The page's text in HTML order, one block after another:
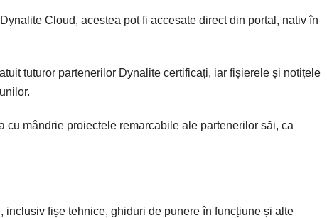
Cloud, acestea pot fi accesate direct din portal, nativ în
tuturor partenerilor Dynalite certificați, iar fișierele și notițele
mândrie proiectele remarcabile ale partenerilor săi, ca
fișe tehnice, ghiduri de punere în funcțiune și alte